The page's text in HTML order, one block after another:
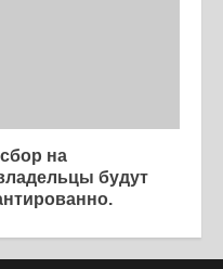
на
будут